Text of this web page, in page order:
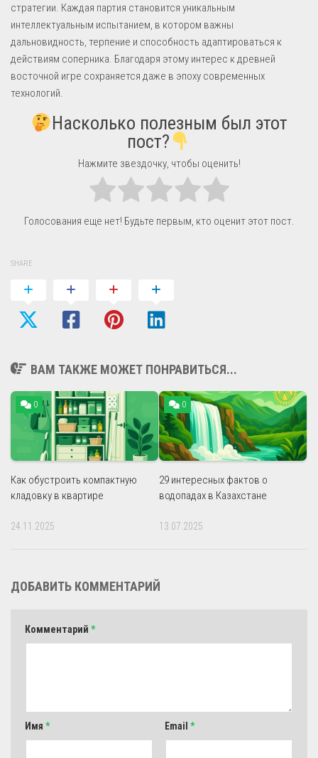
стратегии. Каждая партия становится уникальным
интеллектуальным испытанием, в котором важны
дальновидность, терпение и способность адаптироваться к
действиям соперника. Благодаря этому интерес к древней
восточной игре сохраняется даже в эпоху современных
технологий.
Насколько полезным был этот
пост?
Нажмите звездочку, чтобы оценить!
Голосования еще нет! Будьте первым, кто оценит этот пост.
SHARE
ВАМ ТАКЖЕ МОЖЕТ ПОНРАВИТЬСЯ...
0
Как обустроить компактную
кладовку в квартире
24.11.2025
0
29 интересных фактов о
водопадах в Казахстане
13.07.2025
ДОБАВИТЬ КОММЕНТАРИЙ
Комментарий *
Имя * Email *